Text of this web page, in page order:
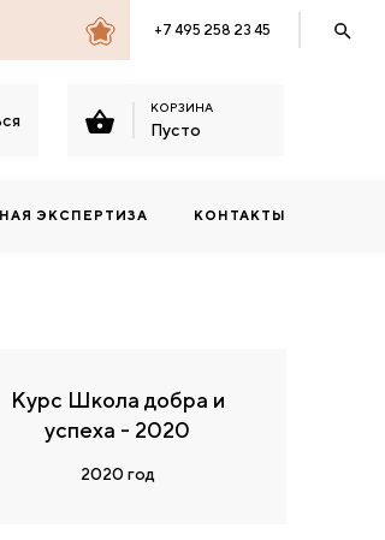
+7 495 258 23 45
КОРЗИНА
Пусто
ЭКСПЕРТИЗА КОНТАКТЫ
Курс Школа добра и
успеха - 2020
2020 год